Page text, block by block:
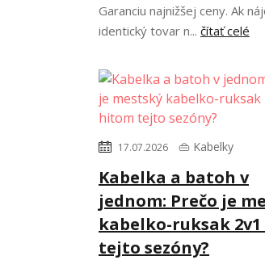
Garanciu najnižšej ceny. Ak
identický tovar n... čítať celé
17.07.2026 👜 Kabelky
Kabelka a batoh v
jednom: Prečo je
kabelko-ruksak
tejto sezóny?